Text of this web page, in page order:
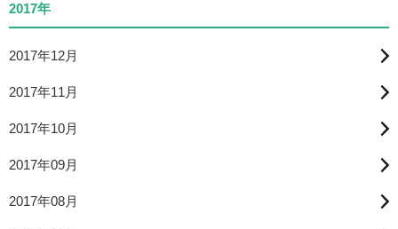
2017年
2017年12月
2017年11月
2017年10月
2017年09月
2017年08月